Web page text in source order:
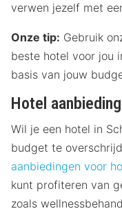
verwen jezelf met
Onze tip: Gebruik
beste hotel voor jou
basis van jouw
Hotel
Wil je een hotel in
budget te
aanbiedingen voor
kunt profiteren van
zoals